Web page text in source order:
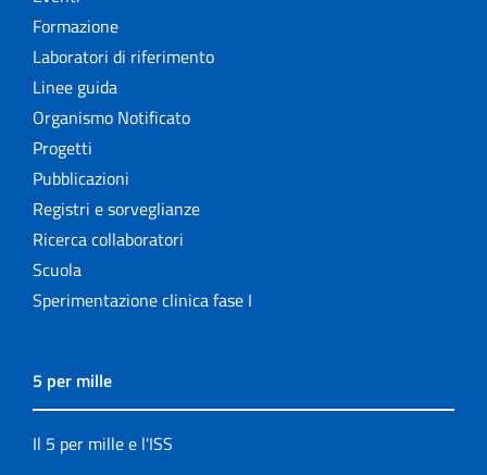
Formazione
Laboratori di riferimento
Linee guida
Organismo Notificato
Progetti
Pubblicazioni
Registri e sorveglianze
Ricerca collaboratori
Scuola
Sperimentazione clinica fase I
5 per mille
Il 5 per mille e l'ISS